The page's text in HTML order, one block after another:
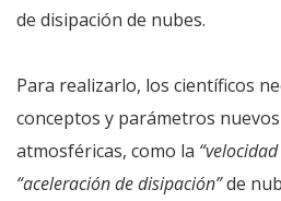
de disipación de nubes.
Para realizarlo, los científicos
conceptos y parámetros
atmosféricas, como la
“aceleración de disipación”de